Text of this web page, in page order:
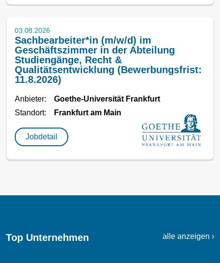
03.08.2026
Sachbearbeiter*in (m/w/d) im
Geschäftszimmer in der Abteilung
Studiengänge, Recht &
Qualitätsentwicklung (Bewerbungsfrist:
11.8.2026)
Anbieter:
Goethe-Universität Frankfurt
Standort:
Frankfurt am Main
Jobdetail
Top Unternehmen alle anzeigen ›